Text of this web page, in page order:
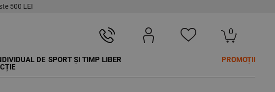
500 LEI
0
DE SPORT ȘI TIMP LIBER PROMOȚII